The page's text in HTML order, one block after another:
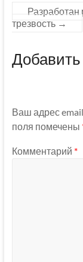
Разработан
трезвость →
Ваш адрес email
поля помечены
Комментарий *